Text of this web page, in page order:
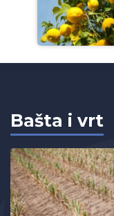
Bašta i vrt